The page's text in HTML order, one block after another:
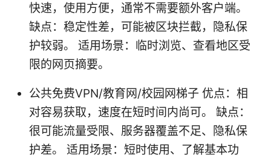
快速，使用方便，通常不需要额外客户端。
缺点：稳定性差，可能被区块拦截，隐私保
护较弱。 适用场景：临时浏览、查看地区受
限的网页摘要。
公共免费VPN/教育网/校园网梯子 优点：相
对容易获取，速度在短时间内尚可。 缺点：
很可能流量受限、服务器覆盖不足、隐私保
护差。 适用场景：短时使用、了解基本功